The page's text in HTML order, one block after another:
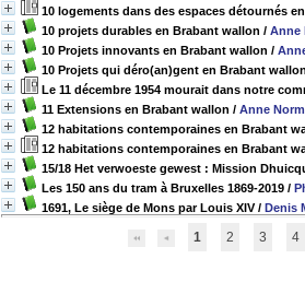
10 logements dans des espaces détournés
10 projets durables en Brabant wallon / Anne
10 Projets innovants en Brabant wallon /
10 Projets qui déro(an)gent en Brabant
Le 11 décembre 1954 mourait dans notre
11 Extensions en Brabant wallon / Anne
12 habitations contemporaines en Brabant
12 habitations contemporaines en Brabant
15/18 Het verwoeste gewest : Mission
Les 150 ans du tram à Bruxelles 1869-2019 /
1691, Le siège de Mons par Louis XIV/ Denis
1 2 3 4